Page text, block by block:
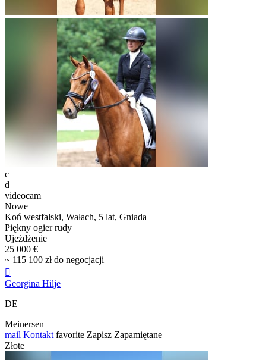
c
d
videocam
Nowe
Koń westfalski, Wałach, 5 lat, Gniada
Piękny ogier rudy
Ujeżdżenie
25 000 €
~ 115 100 zł do negocjacji

Georgina Hilje
DE
Meinersen
mail Kontakt favorite Zapisz Zapamiętane
Złote